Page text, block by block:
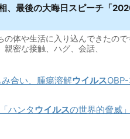
、最後の大晦日スピーチ「
の体や生活に入り込んできたので
密な接触、ハグ、会話、
合い、腫瘍溶解ウイルス
ハンタウイルスの世界的脅威